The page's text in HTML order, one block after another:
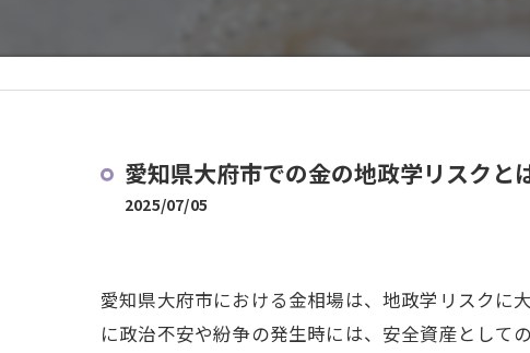
愛知県大府市での金の地政学リスクと
2025/07/05
愛知県大府市における金相場は、地政学リスクに
に政治不安や紛争の発生時には、安全資産として